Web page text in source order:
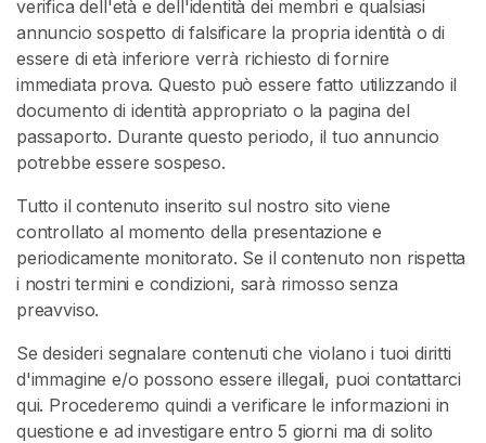
verifica dell'età e dell'identità dei membri e qualsiasi
annuncio sospetto di falsificare la propria identità o di
essere di età inferiore verrà richiesto di fornire
immediata prova. Questo può essere fatto utilizzando il
documento di identità appropriato o la pagina del
passaporto. Durante questo periodo, il tuo annuncio
potrebbe essere sospeso.
Tutto il contenuto inserito sul nostro sito viene
controllato al momento della presentazione e
periodicamente monitorato. Se il contenuto non rispetta
i nostri termini e condizioni, sarà rimosso senza
preavviso.
Se desideri segnalare contenuti che violano i tuoi diritti
d'immagine e/o possono essere illegali, puoi contattarci
qui. Procederemo quindi a verificare le informazioni in
questione e ad investigare entro 5 giorni ma di solito